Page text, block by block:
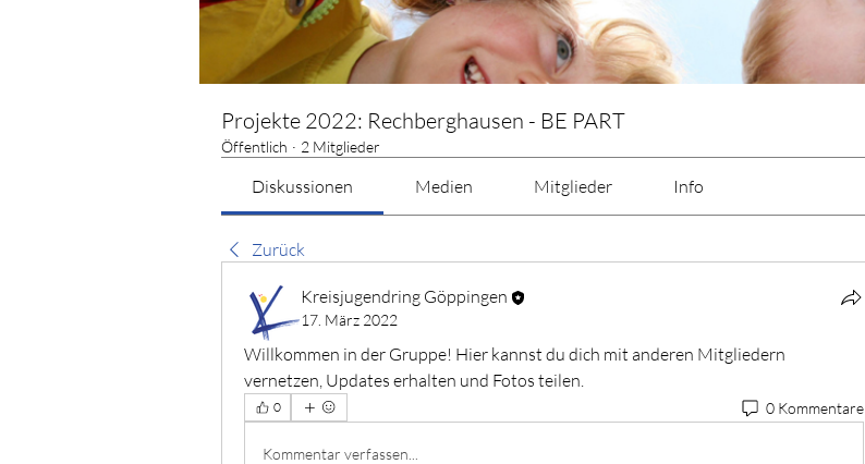
Projekte 2022: Rechberghausen - BE PART
Öffentlich · 2 Mitglieder
Diskussionen Medien Mitglieder Info
Zurück
Kreisjugendring Göppingen
17. März 2022
Willkommen in der Gruppe! Hier kannst du dich mit anderen Mitgliedern
vernetzen, Updates erhalten und Fotos teilen.
0 0 Kommentare
Kommentar verfassen...